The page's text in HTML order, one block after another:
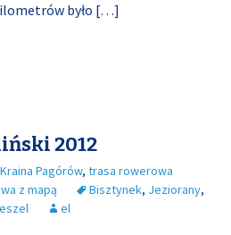
było […]
2012
Kraina Pagórów, trasa rowerowa
z mapą Bisztynek, Jeziorany,
el